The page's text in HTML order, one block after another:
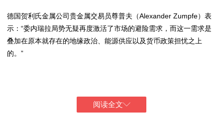
德国贺利氏金属公司贵金属交易员尊普夫（Alexander Zumpfe）表
示：“委内瑞拉局势无疑再度激活了市场的避险需求，而这一需求是
叠加在原本就存在的地缘政治、能源供应以及货币政策担忧之上
的。”
层的背景下。高盛集团上月表示，其
阅读全文